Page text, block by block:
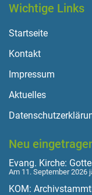
Wichtige Links
Startseite
Kontakt
Impressum
Aktuelles
Neu
Evang. Kirche:
Am 11. September 2026
KOM: